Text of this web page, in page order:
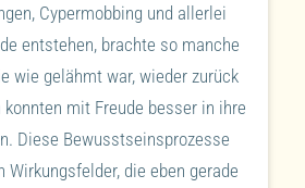
Cypermobbing und allerlei
entstehen, brachte so manche
wie gelähmt war, wieder zurück
konnten mit Freude besser in ihre
Diese Bewusstseinsprozesse
Wirkungsfelder, die eben gerade